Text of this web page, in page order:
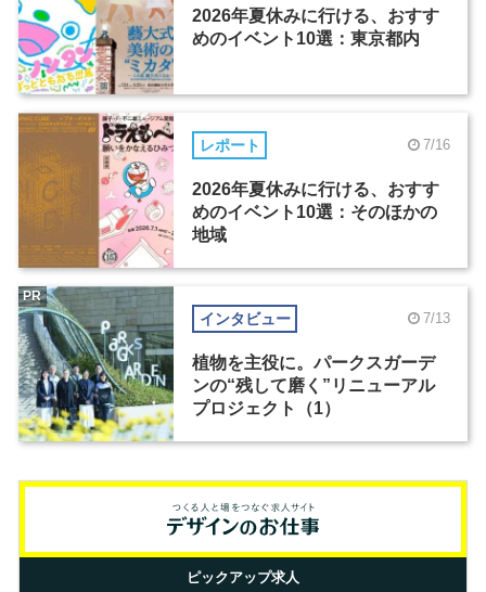
2026年夏休みに行ける、おすす
めのイベント10選：東京都内
レポート 7/16
2026年夏休みに行ける、おすす
めのイベント10選：そのほかの
地域
インタビュー 7/13
植物を主役に。パークスガーデ
ンの“残して磨く”リニューアル
プロジェクト（1）
PR
ピックアップ求人